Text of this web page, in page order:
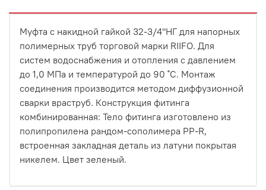
Муфта с накидной гайкой 32-3/4"НГ для напорных
полимерных труб торговой марки RIIFO. Для
систем водоснабжения и отопления с давлением
до 1,0 МПа и температурой до 90 ˚С. Монтаж
соединения производится методом диффузионной
сварки враструб. Конструкция фитинга
комбинированная: Тело фитинга изготовлено из
полипропилена рандом-сополимера PP-R,
встроенная закладная деталь из латуни покрытая
никелем. Цвет зеленый.